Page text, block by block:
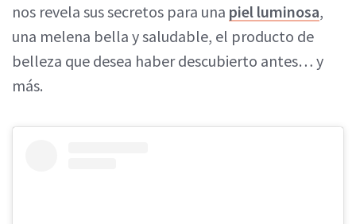
nos revela sus secretos para una piel luminosa,
una melena bella y saludable, el producto de
belleza que desea haber descubierto antes… y
más.